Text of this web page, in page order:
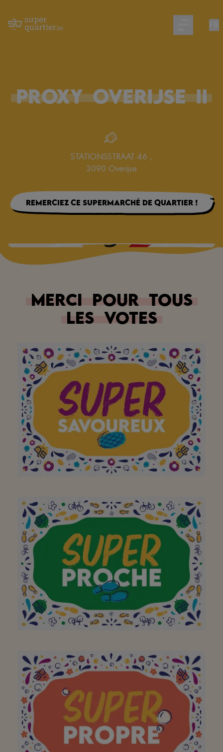
Open main
PROXY OVERIJSE II
STATIONSSTRAAT 46 ,
3090 Overijse
Remerciez ce supermarché de quartier !
Merci pour tous
les votes
Bedankt voor de leuke
attentie en om 7/7 open
te zijn
Aan mijn favoriete
buurtsuper